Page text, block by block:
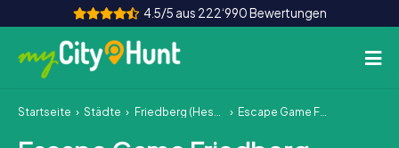
4.5/5 aus 222‘990 Bewertungen
So funktioniert's
Startseite Städte Friedberg (Hessen) Escape Game Friedberg (Hessen)